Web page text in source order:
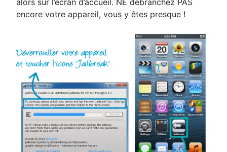
alors sur l’écran d’accueil. NE débranchez PAS
encore votre appareil, vous y êtes presque !